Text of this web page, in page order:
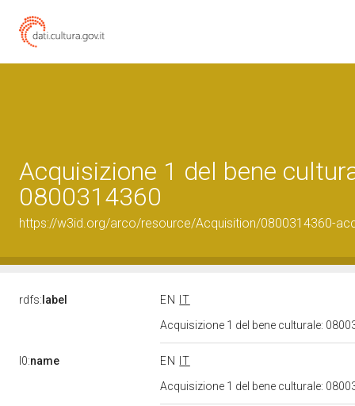
Acquisizione 1 del bene
0800314360
https://w3id.org/arco/resource/Acquisition/0800314360-
rdfs: label EN
IT
Acquisizione 1 del bene culturale:
l0:name EN
IT
Acquisizione 1 del bene culturale: